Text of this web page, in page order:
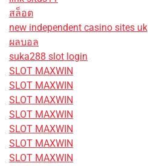
สล็อต
new independent casino sites uk
ผลบอล
suka288 slot login
SLOT MAXWIN
SLOT MAXWIN
SLOT MAXWIN
SLOT MAXWIN
SLOT MAXWIN
SLOT MAXWIN
SLOT MAXWIN